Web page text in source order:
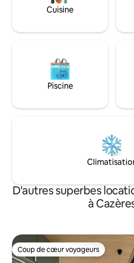
Cuisine
Piscine
D'autres superbes
à
Coup de cœur voyageurs
Coup de cœur voyageurs